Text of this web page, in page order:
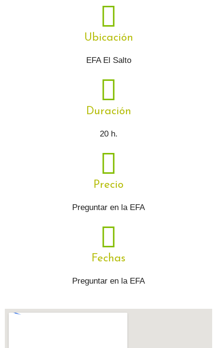
Ubicación
EFA El Salto
Duración
20 h.
Precio
Preguntar en la EFA
Fechas
Preguntar en la EFA